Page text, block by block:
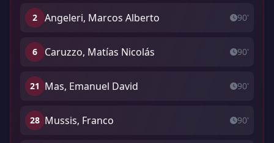
2 Angeleri, Marcos Alberto 90'
6 Caruzzo, Matías Nicolás 90'
21 Mas, Emanuel David 90'
28 Mussis, Franco 90'